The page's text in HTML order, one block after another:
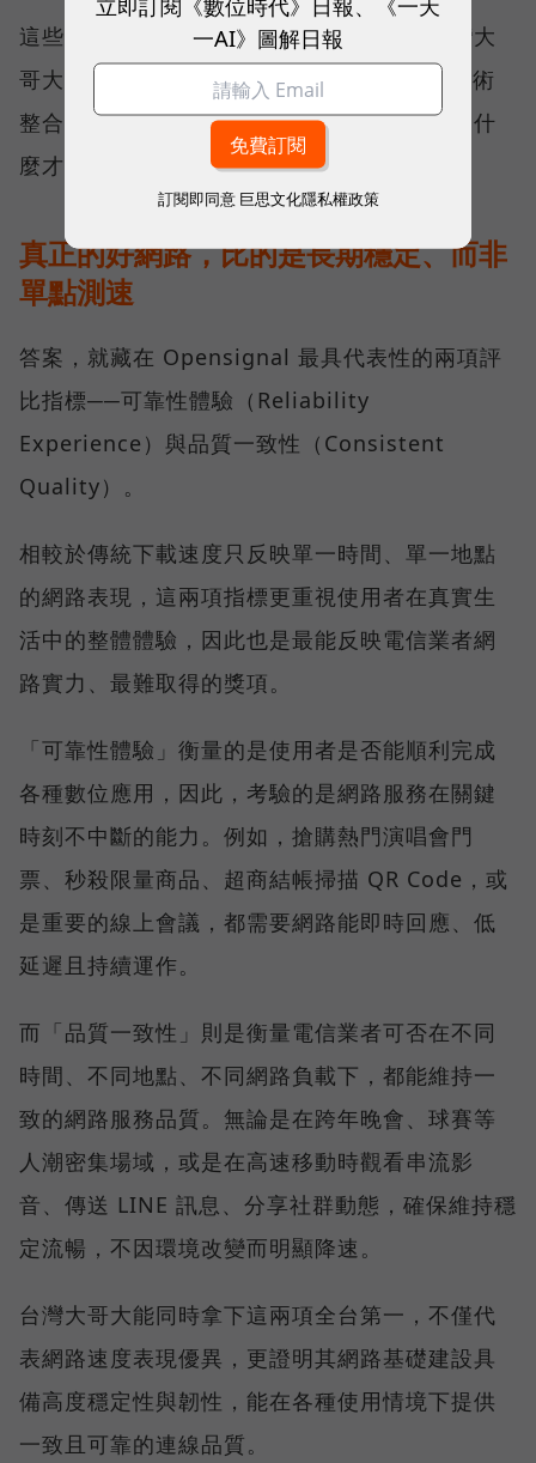
這些獎項反映的不只是網路順暢，更代表台灣大
哥大長期投入頻譜布局、基地台建設與 5G 技術
整合所累積的成果，也讓外界重新思考：究竟什
麼才是真正的好網路？
真正的好網路，比的是長期穩定、而非
單點測速
答案，就藏在 Opensignal 最具代表性的兩項評
比指標──可靠性體驗（Reliability
Experience）與品質一致性（Consistent
Quality）。
相較於傳統下載速度只反映單一時間、單一地點
的網路表現，這兩項指標更重視使用者在真實生
活中的整體體驗，因此也是最能反映電信業者網
路實力、最難取得的獎項。
「可靠性體驗」衡量的是使用者是否能順利完成
各種數位應用，因此，考驗的是網路服務在關鍵
時刻不中斷的能力。例如，搶購熱門演唱會門
票、秒殺限量商品、超商結帳掃描 QR Code，或
是重要的線上會議，都需要網路能即時回應、低
延遲且持續運作。
而「品質一致性」則是衡量電信業者可否在不同
時間、不同地點、不同網路負載下，都能維持一
致的網路服務品質。無論是在跨年晚會、球賽等
人潮密集場域，或是在高速移動時觀看串流影
音、傳送 LINE 訊息、分享社群動態，確保維持穩
定流暢，不因環境改變而明顯降速。
台灣大哥大能同時拿下這兩項全台第一，不僅代
表網路速度表現優異，更證明其網路基礎建設具
備高度穩定性與韌性，能在各種使用情境下提供
一致且可靠的連線品質。
一AI》圖解日報
訂閱即同意 巨思文化隱私權政策